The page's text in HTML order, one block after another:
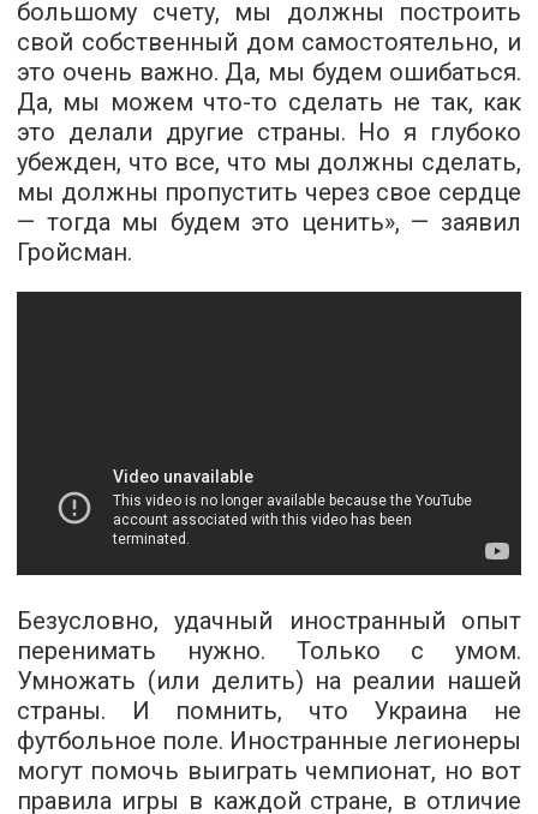
большому счету, мы должны построить
свой собственный дом самостоятельно, и
это очень важно. Да, мы будем ошибаться.
Да, мы можем что-то сделать не так, как
это делали другие страны. Но я глубоко
убежден, что все, что мы должны сделать,
мы должны пропустить через свое сердце
— тогда мы будем это ценить», — заявил
Гройсман.
Безусловно, удачный иностранный опыт
перенимать нужно. Только с умом.
Умножать (или делить) на реалии нашей
страны. И помнить, что Украина не
футбольное поле. Иностранные легионеры
могут помочь выиграть чемпионат, но вот
правила игры в каждой стране, в отличие